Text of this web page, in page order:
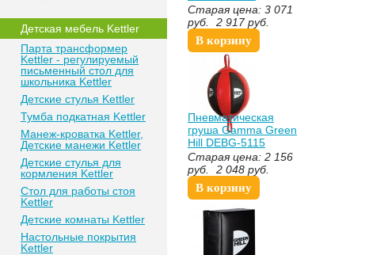
Детская мебель Kettler
Парта трансформер
Kettler - регулируемый
письменный стол для
школьника Kettler
Детские стулья Kettler
Тумба подкатная Kettler
Манеж-кроватка Kettler,
Детские манежи Kettler
Детские стулья для
кормления Kettler
Стол для работы стоя
Kettler
Детские комнаты Kettler
Настольные покрытия
Kettler
Старая цена: 3 071
руб.
2 917 руб.
В корзину
Пневматическая
груша Gamma Green
Hill DEBG-5115
Старая цена: 2 156
руб.
2 048 руб.
В корзину